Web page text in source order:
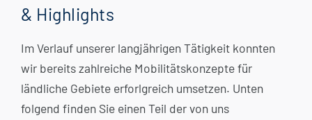
& Highlights
Im Verlauf unserer langjährigen Tätigkeit konnten
wir bereits zahlreiche Mobilitätskonzepte für
ländliche Gebiete erforlgreich umsetzen. Unten
folgend finden Sie einen Teil der von uns